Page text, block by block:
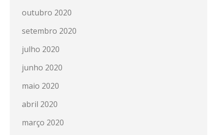
outubro 2020
setembro 2020
julho 2020
junho 2020
maio 2020
abril 2020
março 2020